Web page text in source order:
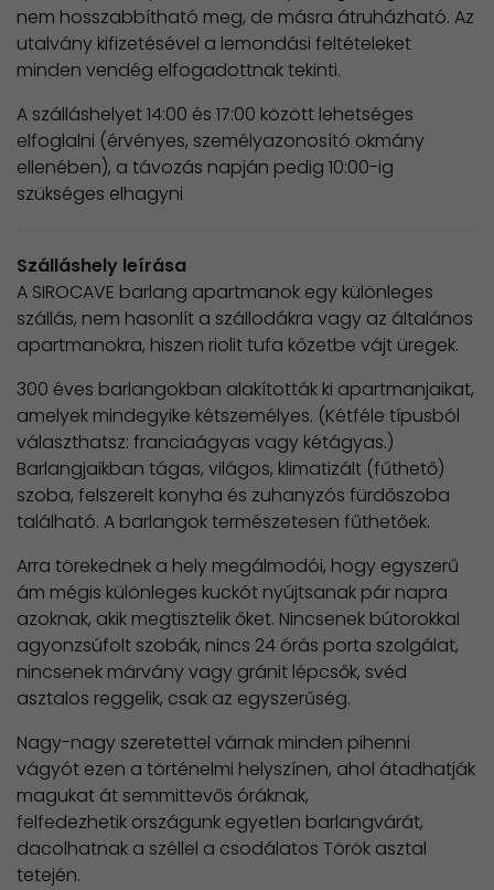
nem hosszabbítható meg, de másra átruházható. Az
utalvány kifizetésével a lemondási feltételeket
minden vendég elfogadottnak tekinti.
A szálláshelyet 14:00 és 17:00 között lehetséges
elfoglalni (érvényes, személyazonosító okmány
ellenében), a távozás napján pedig 10:00-ig
szükséges elhagyni
Szálláshely leírása
A SIROCAVE barlang apartmanok egy különleges
szállás, nem hasonlít a szállodákra vagy az általános
apartmanokra, hiszen riolit tufa kőzetbe vájt üregek.
300 éves barlangokban alakították ki apartmanjaikat,
amelyek mindegyike kétszemélyes. (Kétféle típusból
választhatsz: franciaágyas vagy kétágyas.)
Barlangjaikban tágas, világos, klimatizált (fűthető)
szoba, felszerelt konyha és zuhanyzós fürdőszoba
található. A barlangok természetesen fűthetőek.
Arra törekednek a hely megálmodói, hogy egyszerű
ám mégis különleges kuckót nyújtsanak pár napra
azoknak, akik megtisztelik őket. Nincsenek bútorokkal
agyonzsúfolt szobák, nincs 24 órás porta szolgálat,
nincsenek márvány vagy gránit lépcsők, svéd
asztalos reggelik, csak az egyszerűség.
Nagy-nagy szeretettel várnak minden pihenni
vágyót ezen a történelmi helyszínen, ahol átadhatják
magukat át semmittevős óráknak,
felfedezhetik országunk egyetlen barlangvárát,
dacolhatnak a széllel a csodálatos Török asztal
tetején.